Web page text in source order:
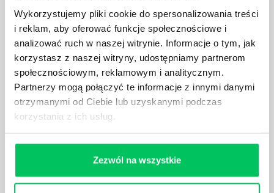
Wykorzystujemy pliki cookie do spersonalizowania treści
i reklam, aby oferować funkcje społecznościowe i
analizować ruch w naszej witrynie. Informacje o tym, jak
korzystasz z naszej witryny, udostępniamy partnerom
społecznościowym, reklamowym i analitycznym.
Partnerzy mogą połączyć te informacje z innymi danymi
otrzymanymi od Ciebie lub uzyskanymi podczas
korzystania z ich usług.
Zezwól na wszystkie
MEDYCZNYCH?
W związku z ogromnym rozwojem dzisiejszego
społeczeństwa wprowadzane jest coraz więcej reguł,
które mają za zadanie poprawić poszczególne
dziedziny gospodarki. Dzięki nim wszystkie firmy
będą zobowiązane przestrzegać zasad, których
wprowadzenie dąży do ujednolicenia jakości
produktów, które trafiają do klientów.